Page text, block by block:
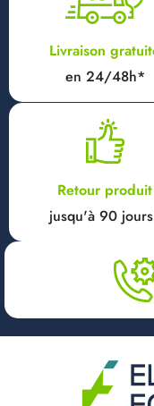
Livraison
en 24/48h*
Retour produit
jusqu'à 90